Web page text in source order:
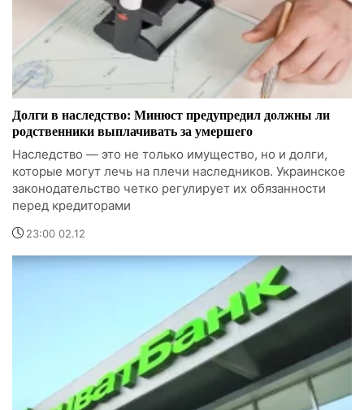
Долги в наследство: Минюст предупредил должны ли
родственники выплачивать за умершего
Наследство — это не только имущество, но и долги,
которые могут лечь на плечи наследников. Украинское
законодательство четко регулирует их обязанности
перед кредиторами
23:00 02.12